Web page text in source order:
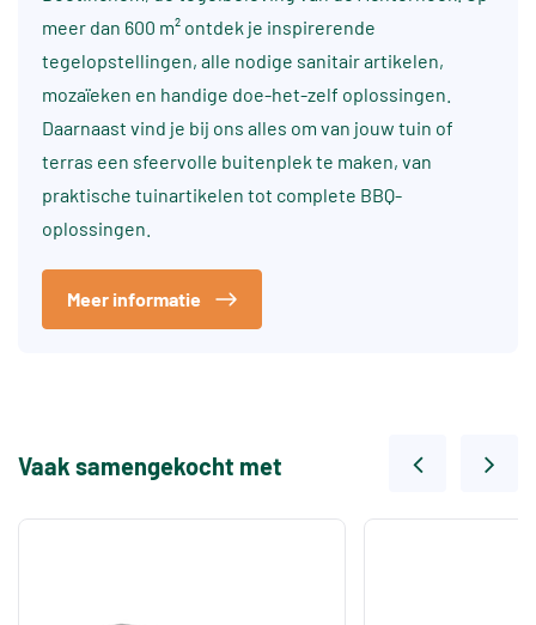
meer dan 600 m² ontdek je inspirerende
tegelopstellingen, alle nodige sanitair artikelen,
mozaïeken en handige doe-het-zelf oplossingen.
Daarnaast vind je bij ons alles om van jouw tuin of
terras een sfeervolle buitenplek te maken, van
praktische tuinartikelen tot complete BBQ-
oplossingen.
Meer informatie
Vaak samengekocht met